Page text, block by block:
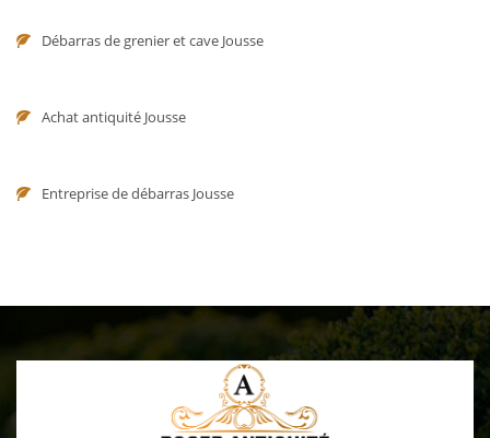
Débarras de grenier et cave Jousse
Achat antiquité Jousse
Entreprise de débarras Jousse